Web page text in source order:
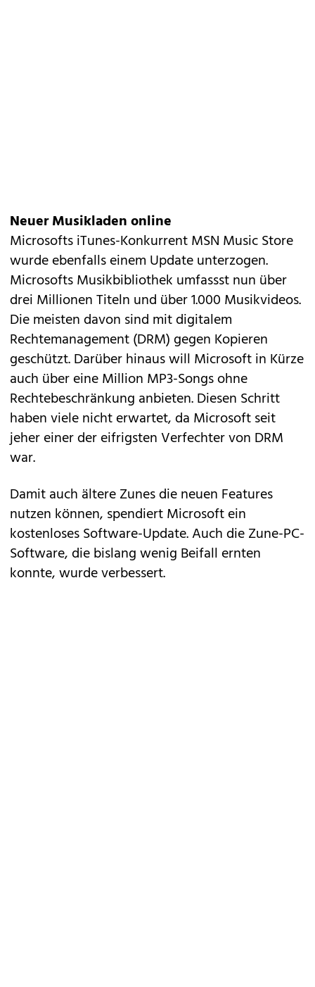
Neuer Musikladen online
Microsofts iTunes-Konkurrent MSN Music Store
wurde ebenfalls einem Update unterzogen.
Microsofts Musikbibliothek umfassst nun über
drei Millionen Titeln und über 1.000 Musikvideos.
Die meisten davon sind mit digitalem
Rechtemanagement (DRM) gegen Kopieren
geschützt. Darüber hinaus will Microsoft in Kürze
auch über eine Million MP3-Songs ohne
Rechtebeschränkung anbieten. Diesen Schritt
haben viele nicht erwartet, da Microsoft seit
jeher einer der eifrigsten Verfechter von DRM
war.
Damit auch ältere Zunes die neuen Features
nutzen können, spendiert Microsoft ein
kostenloses Software-Update. Auch die Zune-PC-
Software, die bislang wenig Beifall ernten
konnte, wurde verbessert.